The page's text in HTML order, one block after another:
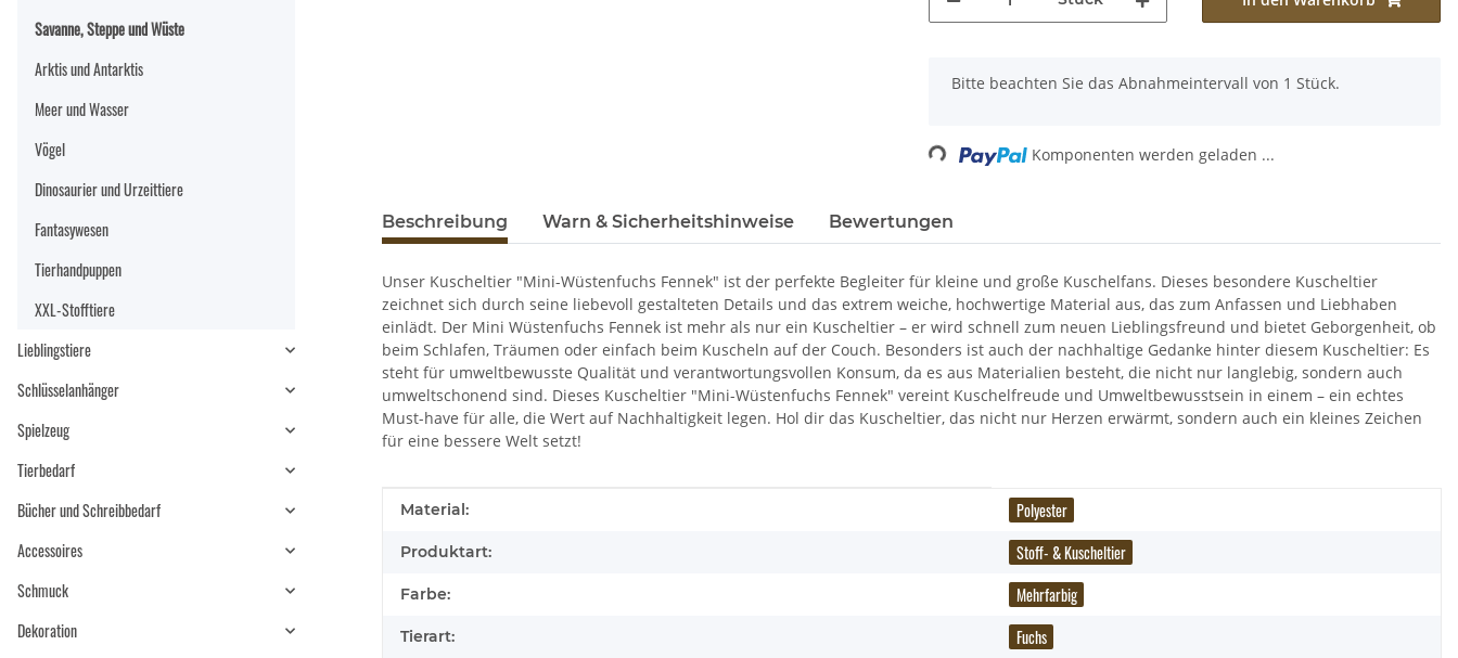
x
Bitte beachten Sie das Abnahmeintervall von 1 Stück.
Loading... Komponenten werden geladen ...
Beschreibung Warn & Sicherheitshinweise Bewertungen
Unser Kuscheltier "Mini-Wüstenfuchs Fennek" ist der perfekte Begleiter für kleine und große Kuschelfans. Dieses besondere Kuscheltier
zeichnet sich durch seine liebevoll gestalteten Details und das extrem weiche, hochwertige Material aus, das zum Anfassen und Liebhaben
einlädt. Der Mini Wüstenfuchs Fennek ist mehr als nur ein Kuscheltier – er wird schnell zum neuen Lieblingsfreund und bietet Geborgenheit, ob
beim Schlafen, Träumen oder einfach beim Kuscheln auf der Couch. Besonders ist auch der nachhaltige Gedanke hinter diesem Kuscheltier: Es
steht für umweltbewusste Qualität und verantwortungsvollen Konsum, da es aus Materialien besteht, die nicht nur langlebig, sondern auch
umweltschonend sind. Dieses Kuscheltier "Mini-Wüstenfuchs Fennek" vereint Kuschelfreude und Umweltbewusstsein in einem – ein echtes
Must-have für alle, die Wert auf Nachhaltigkeit legen. Hol dir das Kuscheltier, das nicht nur Herzen erwärmt, sondern auch ein kleines Zeichen
für eine bessere Welt setzt!
Produkteigenschaft
Wert
Material: Polyester
Produktart: Stoff- & Kuscheltier
Farbe: Mehrfarbig
Tierart: Fuchs
Savanne, Steppe und Wüste
Arktis und Antarktis
Meer und Wasser
Vögel
Dinosaurier und Urzeittiere
Fantasywesen
Tierhandpuppen
XXL-Stofftiere
Lieblingstiere
Schlüsselanhänger
Spielzeug
Tierbedarf
Bücher und Schreibbedarf
Accessoires
Schmuck
Dekoration